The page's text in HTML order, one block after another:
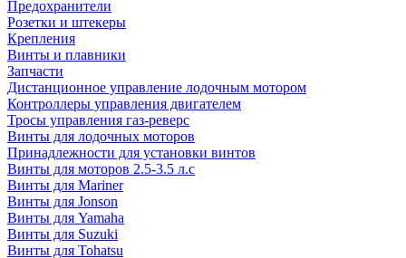
Предохранители
Розетки и штекеры
Крепления
Винты и плавники
Запчасти
Дистанционное управление лодочным мотором
Контроллеры управления двигателем
Тросы управления газ-реверс
Винты для лодочных моторов
Принадлежности для установки винтов
Винты для моторов 2.5-3.5 л.с
Винты для Mariner
Винты для Jonson
Винты для Yamaha
Винты для Suzuki
Винты для Tohatsu